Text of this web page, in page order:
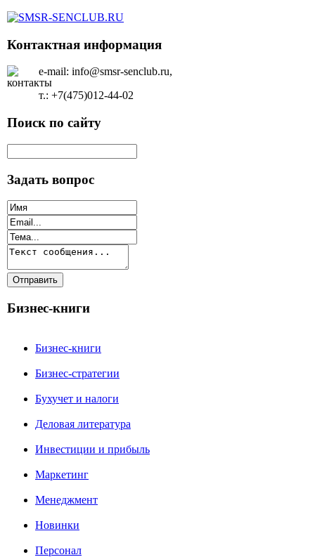
Контактная информация
e-mail: info@smsr-senclub.ru,
т.: +7(475)012-44-02
Поиск по сайту
Задать вопрос
Бизнес-книги
Бизнес-книги
Бизнес-стратегии
Бухучет и налоги
Деловая литература
Инвестиции и прибыль
Маркетинг
Менеджмент
Новинки
Персонал